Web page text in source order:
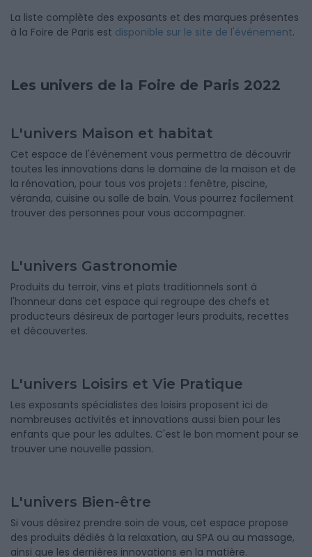
La liste complète des exposants et des marques présentes
à la Foire de Paris est disponible sur le site de l'événement.
Les univers de la Foire de Paris 2022
L'univers Maison et habitat
Cet espace de l'événement vous permettra de découvrir
toutes les innovations dans le domaine de la maison et de
la rénovation, pour tous vos projets : fenêtre, piscine,
véranda, cuisine ou salle de bain. Vous pourrez facilement
trouver des personnes pour vous accompagner.
L'univers Gastronomie
Produits du terroir, vins et plats traditionnels sont à
l'honneur dans cet espace qui regroupe des chefs et
producteurs désireux de partager leurs produits, recettes
et découvertes.
L'univers Loisirs et Vie Pratique
Les exposants spécialistes des loisirs proposent ici de
nombreuses activités et innovations aussi bien pour les
enfants que pour les adultes. C'est le bon moment pour se
trouver une nouvelle passion.
L'univers Bien-être
Si vous désirez prendre soin de vous, cet espace propose
des produits dédiés à la relaxation, au SPA ou au massage,
ainsi que les dernières innovations en la matière.